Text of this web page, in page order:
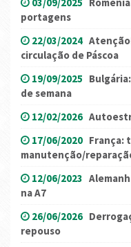
portagens
22/03/2024
circulação de Páscoa
19/09/2025
de semana
12/02/2026
17/06/2020 França:
manutenção/
12/06/2023
na A7
26/06/2026
repouso